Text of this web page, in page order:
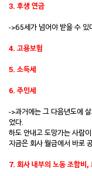
3. 후생 연금
->65세가 넘어야 받을 수 있
4. 고용보험
5. 소득세
6. 주민세
->과거에는 그 다음년도에
었다.
하도 안내고 도망가는 사람
지금은 회사 월급에서 바로
7. 회사 내부의 노동 조합비,